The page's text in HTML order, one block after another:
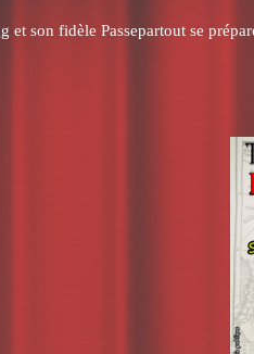
et son fidèle Passepartout se